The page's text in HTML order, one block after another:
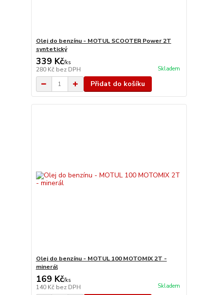
Olej do benzínu - MOTUL SCOOTER Power 2T
syntetický
339 Kč/ks
280 Kč bez DPH Skladem
Přidat do košíku
Olej do benzínu - MOTUL 100 MOTOMIX 2T -
minerál
169 Kč/ks
140 Kč bez DPH Skladem